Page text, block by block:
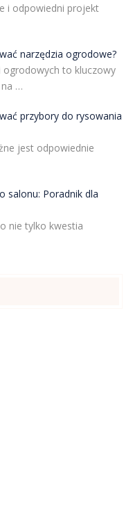
i odpowiedni projekt
narzędzia ogrodowe?
ogrodowych to kluczowy
na …
przybory do rysowania
jest odpowiednie
salonu: Poradnik dla
nie tylko kwestia